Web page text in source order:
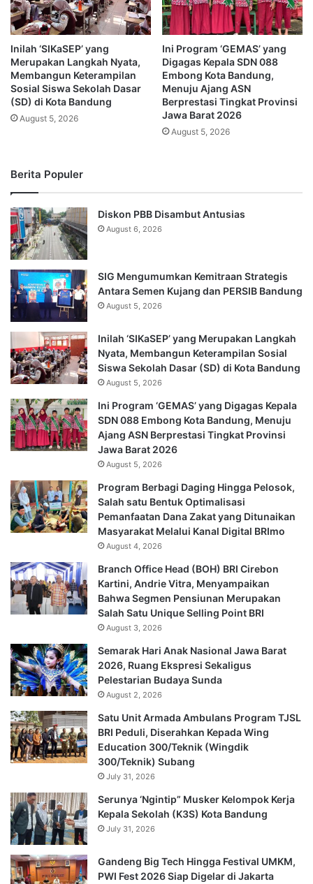
Inilah ‘SIKaSEP’ yang
Merupakan Langkah Nyata,
Membangun Keterampilan
Sosial Siswa Sekolah Dasar
(SD) di Kota Bandung
August 5, 2026
Ini Program ‘GEMAS’ yang
Digagas Kepala SDN 088
Embong Kota Bandung,
Menuju Ajang ASN
Berprestasi Tingkat Provinsi
Jawa Barat 2026
August 5, 2026
Berita Populer
Diskon PBB Disambut Antusias
August 6, 2026
SIG Mengumumkan Kemitraan Strategis
Antara Semen Kujang dan PERSIB Bandung
August 5, 2026
Inilah ‘SIKaSEP’ yang Merupakan Langkah
Nyata, Membangun Keterampilan Sosial
Siswa Sekolah Dasar (SD) di Kota Bandung
August 5, 2026
Ini Program ‘GEMAS’ yang Digagas Kepala
SDN 088 Embong Kota Bandung, Menuju
Ajang ASN Berprestasi Tingkat Provinsi
Jawa Barat 2026
August 5, 2026
Program Berbagi Daging Hingga Pelosok,
Salah satu Bentuk Optimalisasi
Pemanfaatan Dana Zakat yang Ditunaikan
Masyarakat Melalui Kanal Digital BRImo
August 4, 2026
Branch Office Head (BOH) BRI Cirebon
Kartini, Andrie Vitra, Menyampaikan
Bahwa Segmen Pensiunan Merupakan
Salah Satu Unique Selling Point BRI
August 3, 2026
Semarak Hari Anak Nasional Jawa Barat
2026, Ruang Ekspresi Sekaligus
Pelestarian Budaya Sunda
August 2, 2026
Satu Unit Armada Ambulans Program TJSL
BRI Peduli, Diserahkan Kepada Wing
Education 300/Teknik (Wingdik
300/Teknik) Subang
July 31, 2026
Serunya ‘Ngintip” Musker Kelompok Kerja
Kepala Sekolah (K3S) Kota Bandung
July 31, 2026
Gandeng Big Tech Hingga Festival UMKM,
PWI Fest 2026 Siap Digelar di Jakarta